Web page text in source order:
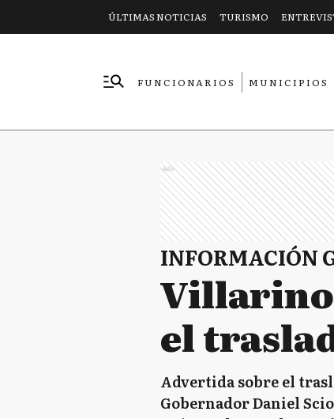
ÚLTIMAS NOTICIAS TURISMO
FUNCIONARIOS
MUNICIPIOS
Ads
INFORMACIÓN
el
Advertida sobre el
Gobernador Daniel